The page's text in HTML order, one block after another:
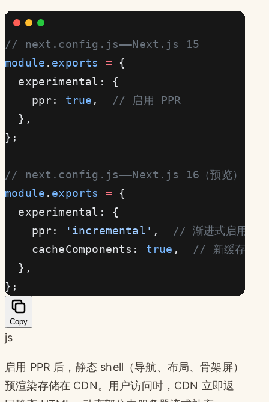
// next.config.js——Next.js 15
module . exports = {
  experimental: {
    ppr:
true , // 启用 PPR
  },
};
// next.config.js——Next.js 16（预览）
module . exports = {
  experimental: {
    ppr:
'incremental' ,
// 渐进式启用
    cacheComponents:
true , // 新缓存模型
  },
};
Copy
js
启用 PPR 后，静态 shell（导航、布局、骨架屏）
预渲染存储在 CDN。用户访问时，CDN 立即返